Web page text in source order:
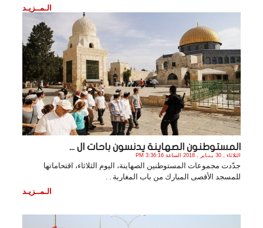
الـمــزيـد
المستوطنون الصهاينة يدنسون باحات ال ...
الثلاثاء , 30 يـنـاير , 2018 الساعة 3:36:16 PM
جدّدت مجموعات المستوطنين الصهاينة، اليوم الثلاثاء، اقتحاماتها
للمسجد الأقصى المبارك من باب المغاربة . .
الـمــزيـد